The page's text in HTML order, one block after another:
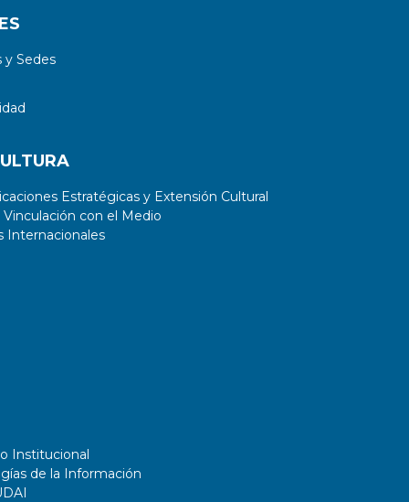
Sedes
Estratégicas y Extensión Cultural
con el Medio
Internacionales
Institucional
de la Información